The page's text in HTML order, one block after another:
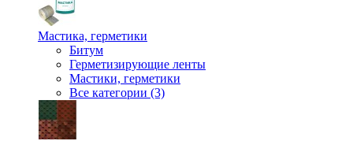
Мастика, герметики
Битум
Герметизирующие ленты
Мастики, герметики
Все категории (3)